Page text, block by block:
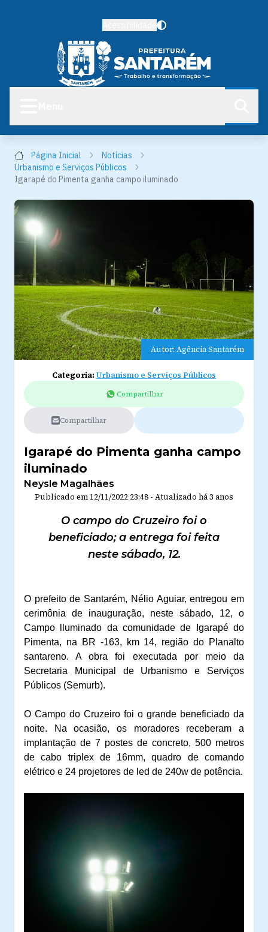
Página Inicial
Notícias
Urbanismo e Serviços Públicos
Igarapé do Pimenta ganha campo iluminado
Autor: Agência Santarém
Categoria:Urbanismo e Serviços Públicos
Compartilhar
Compartilhar
Igarapé do Pimenta ganha campo
iluminado
Neysle Magalhães
Publicado em 12/11/2022 23:48 - Atualizado há 3 anos
O campo do Cruzeiro foi o
beneficiado; a entrega foi feita
neste sábado, 12.
O prefeito de Santarém, Nélio Aguiar, entregou em
cerimônia de inauguração, neste sábado, 12, o
Campo lluminado da comunidade de Igarapé do
Pimenta, na BR -163, km 14, região do Planalto
santareno. A obra foi executada por meio da
Secretaria Municipal de Urbanismo e Serviços
Públicos (Semurb).
O Campo do Cruzeiro foi o grande beneficiado da
noite. Na ocasião, os moradores receberam a
implantação de 7 postes de concreto, 500 metros
de cabo triplex de 16mm, quadro de comando
elétrico e 24 projetores de led de 240w de potência.